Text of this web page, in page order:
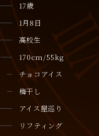
17歳
1月8日
高校生
170cm/55kg
チョコアイス
梅干し
アイス屋巡り
リフティング